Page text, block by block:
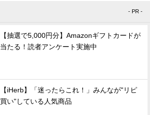
- PR -
【抽選で5,000円分】Amazonギフトカードが
当たる！読者アンケート実施中
【iHerb】「迷ったらこれ！」みんなが"リピ
買い"している人気商品